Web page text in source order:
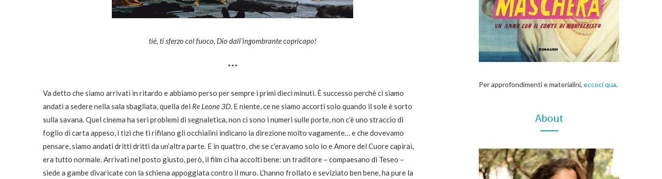
tié, ti sferzo col fuoco, Dio dall’ingombrante copricapo!
***
Va detto che siamo arrivati in ritardo e abbiamo perso per sempre i primi dieci minuti. È successo perchè ci siamo
andati a sedere nella sala sbagliata, quella del Re Leone 3D. E niente, ce ne siamo accorti solo quando il sole è sorto
sulla savana. Quel cinema ha seri problemi di segnaletica, non ci sono i numeri sulle porte, non c’è uno straccio di
foglio di carta appeso, i tizi che ti rifilano gli occhialini indicano la direzione molto vagamente… e che dovevamo
pensare, siamo andati dritti dritti da un’altra parte. E in quattro, che se c’eravamo solo io e Amore del Cuore capirai,
era tutto normale. Arrivati nel posto giusto, però, il film ci ha accolti bene: un traditore – compaesano di Teseo –
siede a gambe divaricate con la schiena appoggiata contro il muro. L’hanno frollato e seviziato ben bene, ha pure la
Per approfondimenti e materialini, eccoci qua.
About